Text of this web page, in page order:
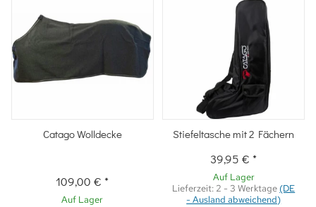
Catago Wolldecke
109,00 €*
Auf Lager
Stiefeltasche mit 2 Fächern
39,95 €*
Auf Lager
Lieferzeit: 2 - 3 Werktage (DE
- Ausland abweichend)